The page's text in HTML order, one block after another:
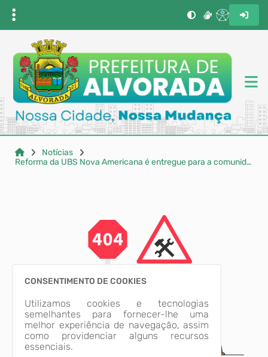
Notícias
Reforma da UBS Nova Americana é entregue para a comunidade
CONSENTIMENTO DE COOKIES
Utilizamos cookies e tecnologias
semelhantes para fornecer-lhe uma
melhor experiência de navegação, assim
como providenciar alguns recursos
essenciais.